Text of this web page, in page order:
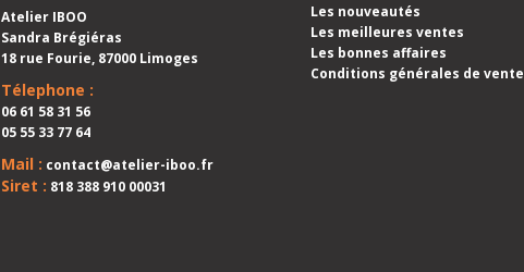
Atelier IBOO
Sandra Brégiéras
18 rue Fourie, 87000 Limoges
Télephone :
06 61 58 31 56
05 55 33 77 64
Mail : contact@atelier-iboo.fr
Siret : 818 388 910 00031
Les nouveautés
Les meilleures ventes
Les bonnes affaires
Conditions générales de vente